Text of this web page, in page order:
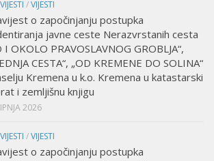
/VIJESTI
o započinjanju postupka
javne ceste Nerazvrstanih cesta
I OKOLO PRAVOSLAVNOG GROBLJA“,
CESTA“, „OD KREMENE DO SOLINA“
Kremena u k.o. Kremena u katastarski
i zemljišnu knjigu
2026
/VIJESTI
o započinjanju postupka